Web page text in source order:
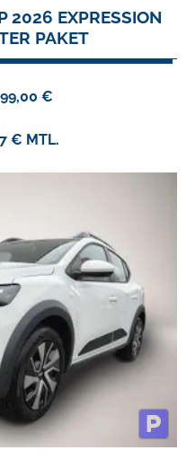
2026 EXPRESSION
PAKET
€
€ MTL.